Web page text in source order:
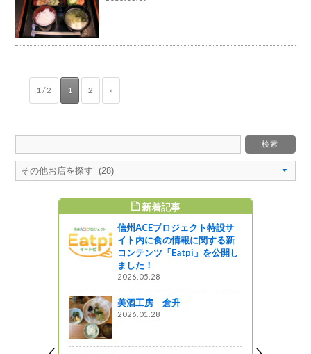
1 / 2 1 2 »
新着記事
信州ACEプロジェクト特設サ
イト内に食の情報に関する新
コンテンツ「Eatpi」を公開し
ました！
2026.05.28
美酒工房 倉升
2026.01.28